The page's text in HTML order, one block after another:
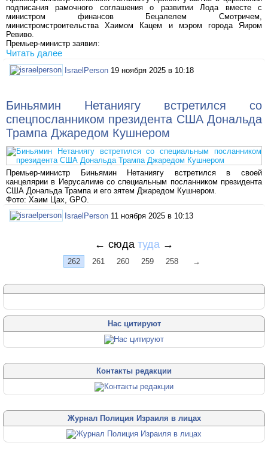
подписания рамочного соглашения о развитии Лода вместе с
министром финансов Бецалелем Смотричем,
министромстроительства Хаимом Кацем и мэром города Яиром
Ревиво.
Премьер-министр заявил:
Читать далее
IsraelPerson 19 ноября 2025 в 10:18
Биньямин Нетаниягу встретился со
спецпосланником президента США Дональда
Трампа Джаредом Кушнером
Премьер-министр Биньямин Нетаниягу встретился в своей
канцелярии в Иерусалиме со специальным посланником президента
США Дональда Трампа и его зятем Джаредом Кушнером.
Фото: Хаим Цах, GPO.
IsraelPerson 11 ноября 2025 в 10:13
← сюда туда →
262 261 260 259 258 →
Нас цитируют
Контакты редакции
Журнал Полиция Израиля в лицах